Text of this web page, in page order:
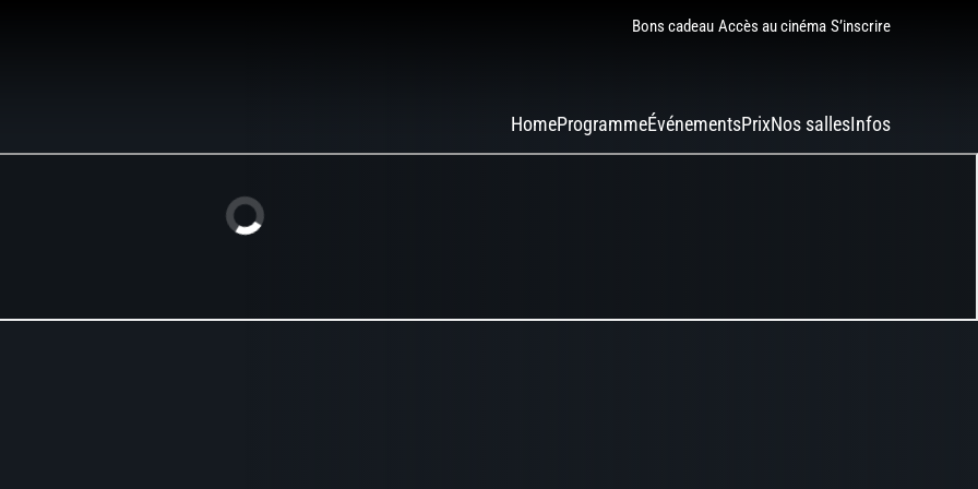
Bons cadeau Accès au cinéma S’inscrire
HomeProgrammeÉvénementsPrixNos sallesInfos